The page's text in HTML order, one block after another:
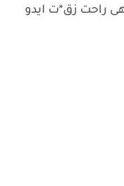
راحت زق*ت ايدو